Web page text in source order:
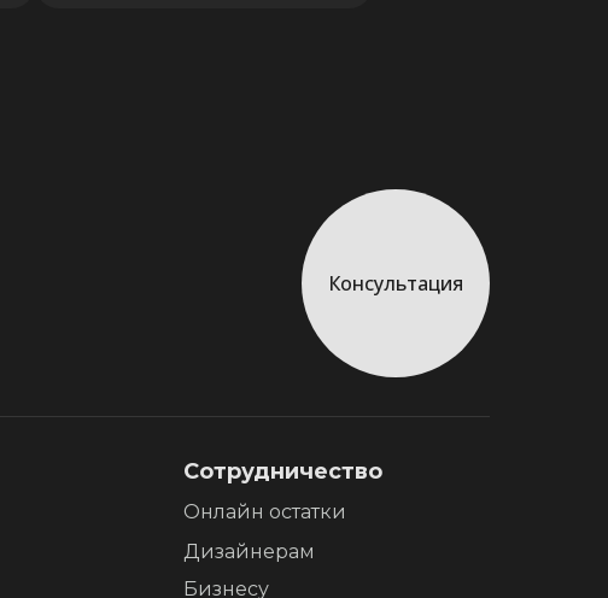
Консультация
Сотрудничество
Дизайнерам
Бизнесу
Онлайн остатки